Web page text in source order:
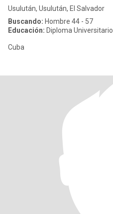
Usulután, Usulután, El Salvador
Buscando: Hombre 44 - 57
Educación: Diploma Universitario
Cuba